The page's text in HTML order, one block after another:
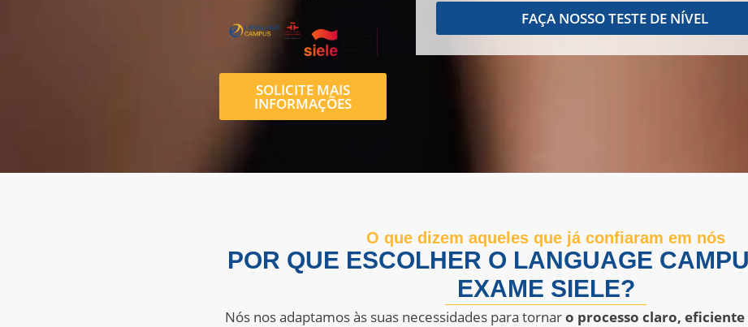
SOLICITE MAIS
INFORMAÇÕES
FAÇA NOSSO TESTE DE NÍVEL
O que dizem aqueles que já confiaram em nós
POR QUE ESCOLHER O LANGUAGE
EXAME SIELE?
Nós nos adaptamos às suas necessidades para tornaro processo claro,